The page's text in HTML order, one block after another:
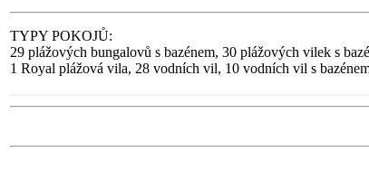
TYPY POKOJŮ:
29 plážových bungalovů s bazénem, 30 plážových vilek s
1 Royal plážová vila, 28 vodních vil, 10 vodních vil s